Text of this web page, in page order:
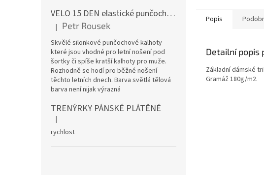
VELO 15 DEN elastické punčochové kalhoty
Hodnocení produktu je 5 z 5 hvězdiček.
| Petr Rousek
Skvělé silonkové punčochové kalhoty
které jsou vhodné pro letní nošení pod
šortky či spíše kratší kalhoty pro muže.
Rozhodně se hodí pro běžné nošení
těchto letních dnech. Barva světlá tělová
barva není nijak výrazná
TRENÝRKY PÁNSKÉ PLÁTĚNÉ
Hodnocení produktu je 5 z 5 hvězdiček.
|
rychlost
Popis
Detailní popis
Základní dámské
Gramáž 180g/m2.